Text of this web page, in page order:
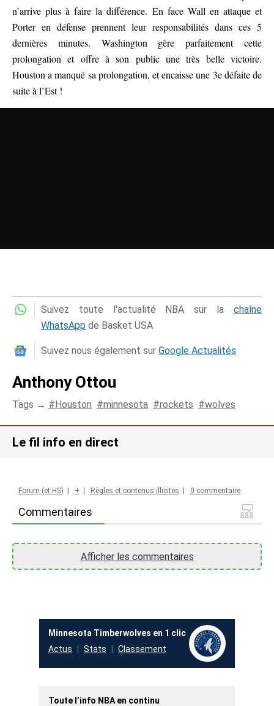
n’arrive plus à faire la différence. En face Wall en attaque et
Porter en défense prennent leur responsabilités dans ces 5
dernières minutes. Washington gère parfaitement cette
prolongation et offre à son public une très belle victoire.
Houston a manqué sa prolongation, et encaisse une 3e défaite de
suite à l’Est !
Suivez toute l'actualité NBA sur la chaîne
WhatsApp de Basket USA
Suivez nous également sur Google Actualités
Anthony Ottou
Tags → Houston minnesota rockets wolves
Le fil info en direct
Commentaires
Forum (et HS) + Règles et contenus illicites 0 commentaire
Afficher les commentaires
Minnesota Timberwolves en 1 clic
Actus
Stats Classement
Toute l’info NBA en continu